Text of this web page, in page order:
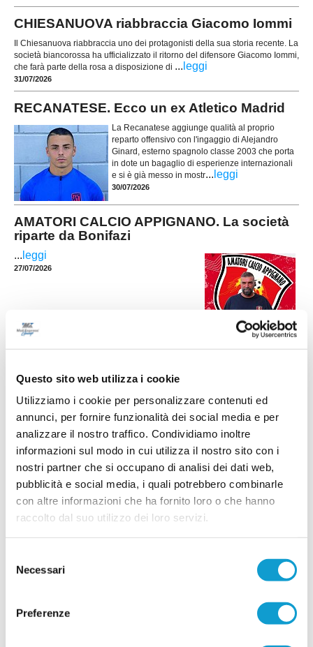
Questo sito web utilizza i cookie
Utilizziamo i cookie per personalizzare contenuti ed
annunci, per fornire funzionalità dei social media e per
analizzare il nostro traffico. Condividiamo inoltre
informazioni sul modo in cui utilizza il nostro sito con i
nostri partner che si occupano di analisi dei dati web,
pubblicità e social media, i quali potrebbero combinarle
con altre informazioni che ha fornito loro o che hanno
raccolto dal suo utilizzo dei loro servizi.
delNecessari
Preferenze
CHIESANUOVA riabbraccia Giacomo Iommi
Il Chiesanuova riabbraccia uno dei protagonisti della sua storia recente. La
società biancorossa ha ufficializzato il ritorno del difensore Giacomo Iommi,
che farà parte della rosa a disposizione di ... leggi
31/07/2026
RECANATESE. Ecco un ex Atletico Madrid
La Recanatese aggiunge qualità al proprio
reparto offensivo con l'ingaggio di Alejandro
Ginard, esterno spagnolo classe 2003 che porta
in dote un bagaglio di esperienze internazionali
e si è già messo in mostr... leggi
30/07/2026
AMATORI CALCIO APPIGNANO. La società
riparte da Bonifazi
... leggi
27/07/2026
ALEX BONIFAZI. Il portiere in cerca di una
nuova sfida
determinazione di scrivere un nuovo capitolo
lanciato da Alex Bonifazi, che ha fatto sapere di
essere alla ricerca di una nuova
opportunità.Dopo alcune stagioni viss
ROBERTO BERGAMINI saluta il
Montemilone Pollenza e torna sul mercato
Si conclude l'esperienza di Roberto Bergamini (foto) con il Montemilone
Pollenza. E' infatti ufficiale la separazione tra la società ed il difensore, che
24/07/2026
MATELICA. Confermati i giovani Montella e
Il Matelica continua a investire sul proprio vivaio
e guarda al futuro confermando tre giovani che
faranno parte della rosa impegnata nel prossimo